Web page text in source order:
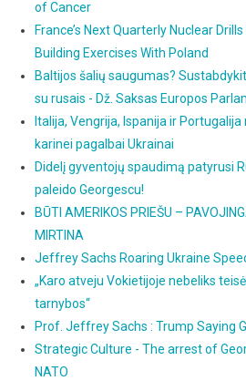
of Cancer
France’s Next Quarterly Nuclear
Building Exercises With Poland
Baltijos šalių saugumas?
su rusais - Dž. Saksas Europos
Italija, Vengrija, Ispanija ir
karinei pagalbai Ukrainai
Didelį gyventojų spaudimą patyrusi
paleido Georgescu!
BŪTI AMERIKOS PRIEŠU –
MIRTINA
Jeffrey Sachs Roaring Ukraine
„Karo atveju Vokietijoje nebeliks
tarnybos“
Prof. Jeffrey Sachs : Trump Saying
Strategic Culture - The arrest of
NATO